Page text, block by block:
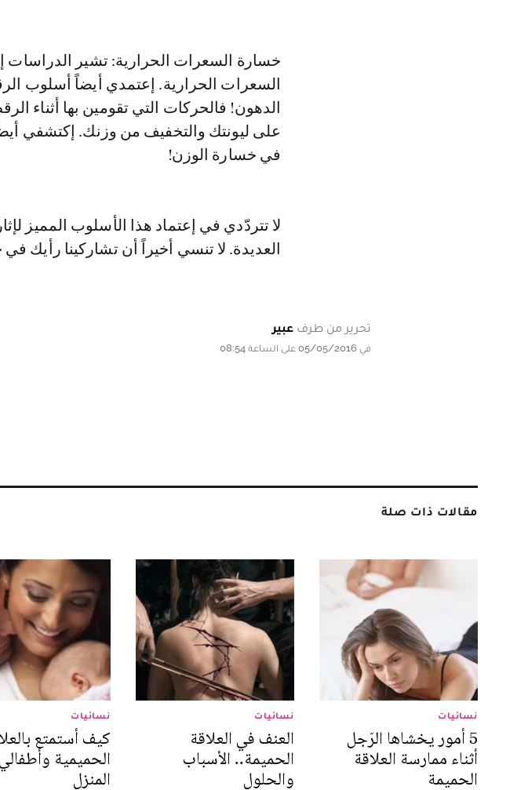
خسارة السعرات الحرارية: تشير
السعرات الحرارية. إعتمدي أيضاً أسلوب
الدهون! فالحركات التي تقومين بها
على ليونتك والتخفيف من وزنك. إكتشفي
في خسارة الوزن!
لا تتردّدي في إعتماد هذا الأسلوب المميز
العديدة. لا تنسي أخيراً أن تشاركينا رأيك في
تحرير من طرف عبير
في 05/05/2016 على الساعة 08:54
مقالات ذات صلة
نسائيات
5 أمور يخشاها الرّجل
أثناء ممارسة العلاقة
الحميمة
نسائيات
العنف في العلاقة
الحميمة.. الأسباب
والحلول
نسائيات
كيف أستمتع
الحميمية
المنزل